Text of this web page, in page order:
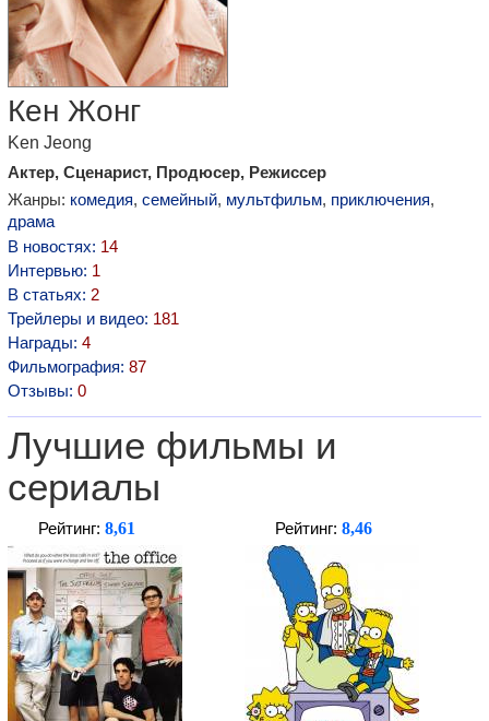
Кен Жонг
Ken Jeong
Актер, Сценарист, Продюсер, Режиссер
Жанры: комедия, семейный, мультфильм, приключения,
драма
В новостях: 14
Интервью: 1
В статьях: 2
Трейлеры и видео: 181
Награды: 4
Фильмография: 87
Отзывы: 0
Лучшие фильмы и
сериалы
Рейтинг: 8,61 Рейтинг: 8,46